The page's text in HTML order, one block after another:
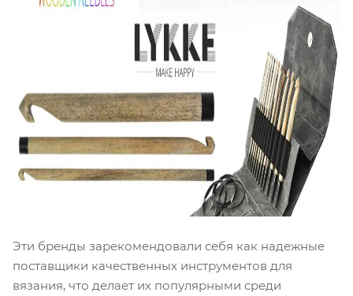
Эти бренды зарекомендовали себя как надежные
поставщики качественных инструментов для
вязания, что делает их популярными среди